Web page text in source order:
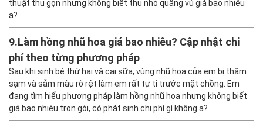
8.Thu nhỏ quầng vú giá bao nhiêu? Cập nhật bảng
giá và lưu ý trước khi làm
Sau khi sinh bé xong thì quầng vú của em bị giãn rộng và thâm
sạm nhiều làm em rất tự ti. Em đang tìm hiểu phương pháp phẫu
thuật thu gọn nhưng không biết thu nhỏ quầng vú giá bao nhiêu
ạ?
9.Làm hồng nhũ hoa giá bao nhiêu? Cập nhật chi
phí theo từng phương pháp